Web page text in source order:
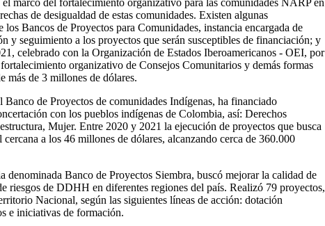
de desigualdad de estas comunidades. Existen algunas
Bancos de Proyectos para Comunidades, instancia encargada de
y seguimiento a los proyectos que serán susceptibles de financiación; y
celebrado con la Organización de Estados Iberoamericanos - OEI, por
organizativo de Consejos Comunitarios y demás formas
más de 3 millones de dólares.
de Proyectos de comunidades Indígenas, ha financiado
con los pueblos indígenas de Colombia, así: Derechos
Mujer. Entre 2020 y 2021 la ejecución de proyectos que busca
a los 46 millones de dólares, alcanzando cerca de 360.000
Banco de Proyectos Siembra, buscó mejorar la calidad de
riesgos de DDHH en diferentes regiones del país. Realizó 79 proyectos,
Nacional, según las siguientes líneas de acción: dotación
e iniciativas de formación.